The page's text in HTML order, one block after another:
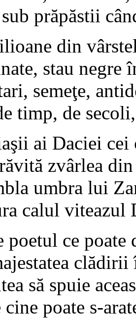
prăpăstii
din
stau negre
semeţe,
timp, de
ai Daciei cei
zvârlea
umbra lui
calul viteazul
poetul ce poate
clădirii
să spuie
poate s-